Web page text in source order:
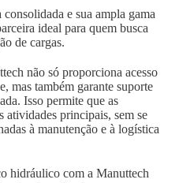
e sua ampla gama
ideal para quem busca
de cargas.
não só proporciona acesso
mas também garante suporte
Isso permite que as
atividades principais, sem se
à manutenção e à logística
hidráulico com a Manuttech